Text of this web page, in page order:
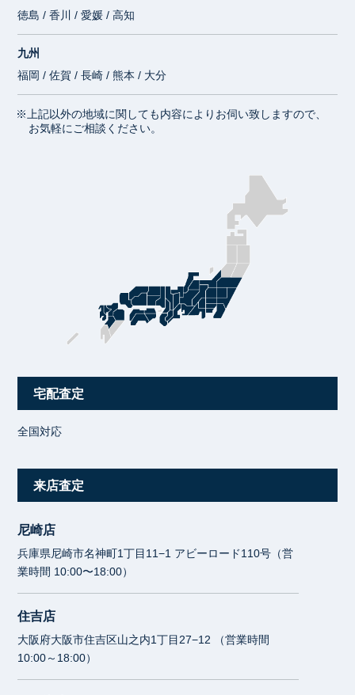
徳島 / 香川 / 愛媛 / 高知
九州
福岡 / 佐賀 / 長崎 / 熊本 / 大分
※上記以外の地域に関しても内容によりお伺い致しますので、
お気軽にご相談ください。
宅配査定
全国対応
来店査定
尼崎店
兵庫県尼崎市名神町1丁目11−1 アビーロード110号（営
業時間 10:00〜18:00）
住吉店
大阪府大阪市住吉区山之内1丁目27−12 （営業時間
10:00～18:00）